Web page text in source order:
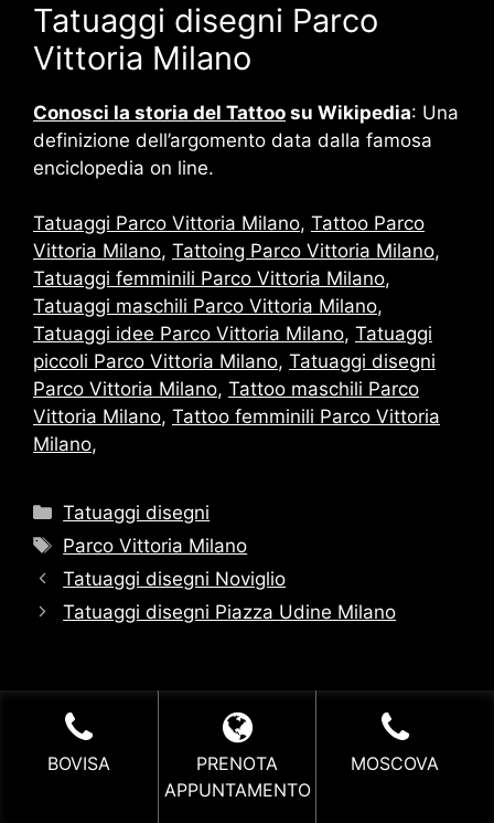
Tatuaggi disegni Parco
Vittoria Milano
Conosci la storia del Tattoo su Wikipedia: Una
definizione dell’argomento data dalla famosa
enciclopedia on line.
Tatuaggi Parco Vittoria Milano, Tattoo Parco
Vittoria Milano, Tattoing Parco Vittoria Milano,
Tatuaggi femminili Parco Vittoria Milano,
Tatuaggi maschili Parco Vittoria Milano,
Tatuaggi idee Parco Vittoria Milano, Tatuaggi
piccoli Parco Vittoria Milano, Tatuaggi disegni
Parco Vittoria Milano, Tattoo maschili Parco
Vittoria Milano, Tattoo femminili Parco Vittoria
Milano,
Categorie
Tatuaggi disegni
Tag
Parco Vittoria Milano
Tatuaggi disegni Noviglio
Tatuaggi disegni Piazza Udine Milano
BOVISA
PRENOTA
APPUNTAMENTO
MOSCOVA